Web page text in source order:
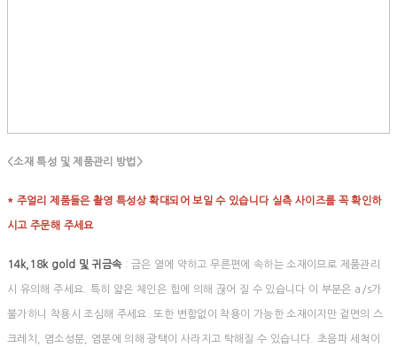
<소재 특성 및 제품관리 방법>
* 주얼리 제품들은 촬영 특성상 확대되어 보일 수 있습니다 실측 사이즈를 꼭 확인하
시고 주문해 주세요
14k,18k gold 및 귀금속: 금은 열에 약하고 무른편에 속하는 소재이므로 제품관리
시 유의해 주세요. 특히 얇은 체인은 힘에 의해 끊어 질 수 있습니다 이 부분은 a/s가
불가하니 착용시 조심해 주세요. 또한 변함없이 착용이 가능한 소재이지만 겉면의 스
크레치, 염소성분, 염분에 의해 광택이 사라지고 탁해질 수 있습니다. 초음파 세척이